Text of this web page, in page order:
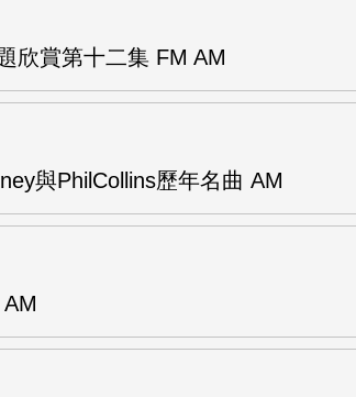
欣賞第十二集 FM AM
與PhilCollins歷年名曲 AM